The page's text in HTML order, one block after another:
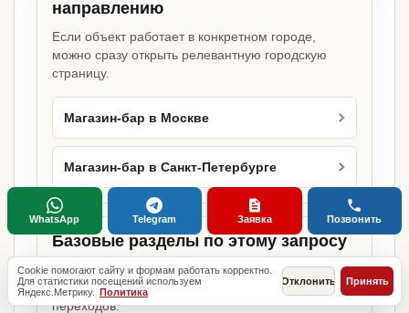
направлению
Если объект работает в конкретном городе,
можно сразу открыть релевантную городскую
страницу.
Магазин-бар в Москве
Магазин-бар в Санкт-Петербурге
Базовые разделы по этому запросу
Родительские страницы дают более широкий
обзор услуги, объекта или региона без лишних
переходов.
Cookie помогают сайту и формам работать корректно.
Для статистики посещений используем
Яндекс.Метрику. Политика
Отклонить Принять
WhatsApp Telegram Заявка Позвонить